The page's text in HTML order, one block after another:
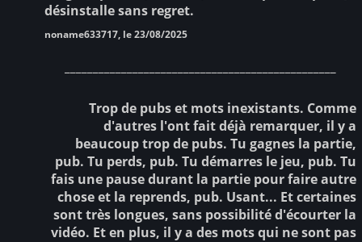
désinstalle sans regret.
noname633717, le 23/08/2025
Trop de pubs et mots inexistants. Comme
d'autres l'ont fait déjà remarquer, il y a
beaucoup trop de pubs. Tu gagnes la partie,
pub. Tu perds, pub. Tu démarres le jeu, pub. Tu
fais une pause durant la partie pour faire autre
chose et la reprends, pub. Usant... Et certaines
sont très longues, sans possibilité d'écourter la
vidéo. Et en plus, il y a des mots qui ne sont pas